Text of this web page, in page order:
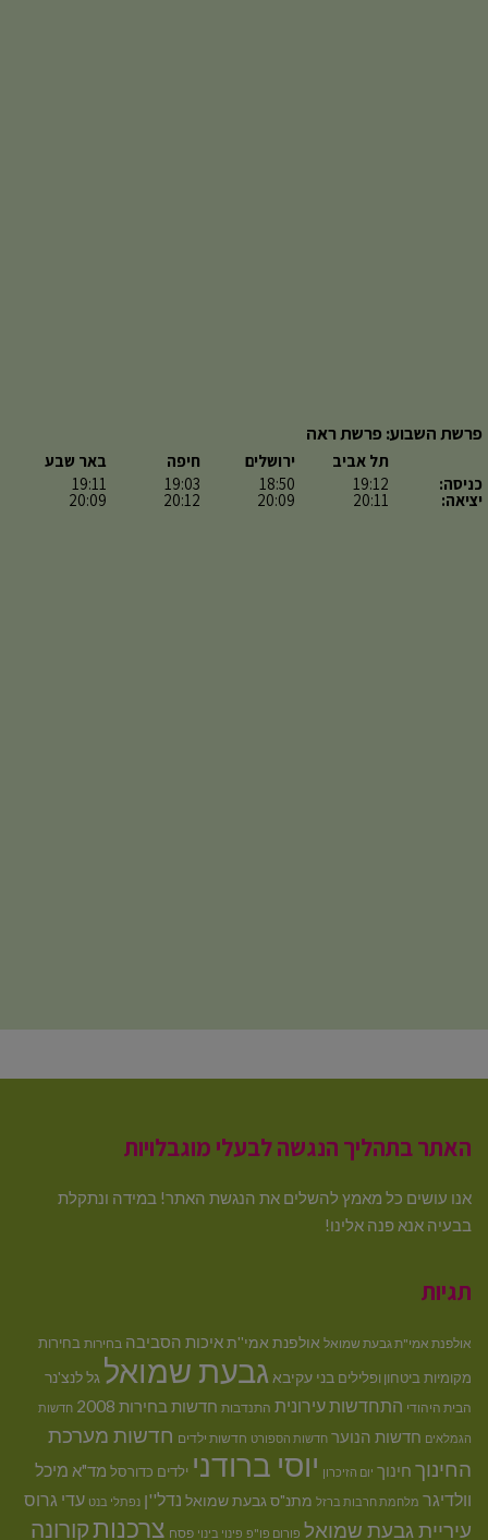
פרשת השבוע: פרשת ראה
כניסה:
יציאה:
תל אביב
19:12
20:11
ירושלים
18:50
20:09
חיפה
19:03
20:12
באר שבע
19:11
20:09
האתר בתהליך הנגשה לבעלי מוגבלויות
אנו עושים כל מאמץ להשלים את הנגשת האתר! במידה ונתקלת
בבעיה אנא פנה אלינו!
תגיות
אולפנת אמי"ת גבעת שמואל אולפנת אמי''תאיכות הסביבה בחירות בחירות
מקומיות ביטחון ופלילים בני עקיבא גבעת שמואל גל לנצ'נר
הבית היהודי התחדשות עירונית התנדבות חדשות בחירות 2008 חדשות
הגמלאים חדשות הנוער חדשות הספורט חדשות ילדים חדשות מערכת
החינוך חינוך יום הזיכרון יוסי ברודני ילדים כדורסל מד"א מיכל
וולדיגר מלחמת חרבות ברזל מתנ"ס גבעת שמואל נדל''ן נפתלי בנט עדי גרוס
עיריית גבעת שמואל פורום פו"פ פינוי בינוי פסח צרכנותקורונה